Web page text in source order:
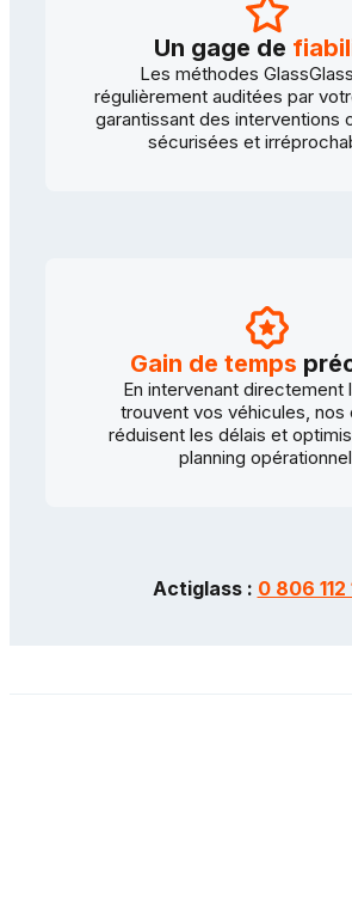
Un gage de
Les méthodes
régulièrement auditées par
garantissant des interventions
sécurisées et
Gain de temps
En intervenant directement
trouvent vos véhicules, nos
réduisent les délais et
planning
Actiglass : 0 806 112